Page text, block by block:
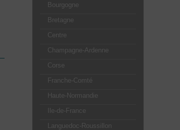
Bourgogne
Bretagne
Centre
Champagne-Ardenne
Corse
Franche-Comté
Haute-Normandie
Ile-de-France
Languedoc-Roussillon